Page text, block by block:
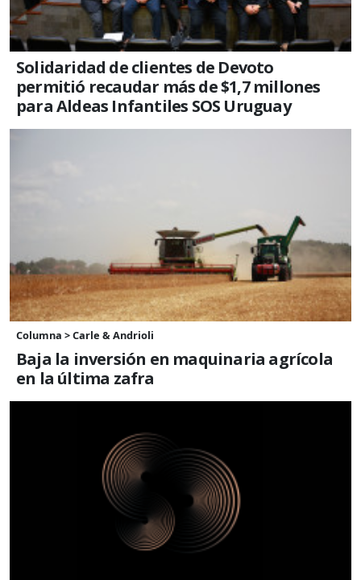
Solidaridad de clientes de Devoto
permitió recaudar más de $1,7 millones
para Aldeas Infantiles SOS Uruguay
Columna > Carle & Andrioli
Baja la inversión en maquinaria agrícola
en la última zafra